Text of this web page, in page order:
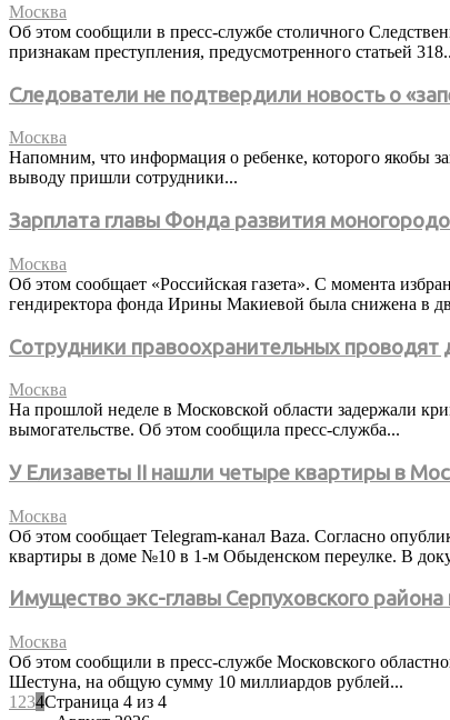
Москва
Об этом сообщили в пресс-службе столичного
признакам преступления, предусмотренного статьей
Следователи не подтвердили новость о
Москва
Напомним, что информация о ребенке, которого якобы
выводу пришли сотрудники...
Зарплата главы Фонда развития
Москва
Об этом сообщает «Российская газета». С момента
гендиректора фонда Ирины Макиевой была снижена в
Сотрудники правоохранительных проводят
Москва
На прошлой неделе в Московской области задержали
вымогательстве. Об этом сообщила пресс-служба...
У Елизаветы II нашли четыре квартиры в
Москва
Об этом сообщает Telegram-канал Baza. Согласно
квартиры в доме №10 в 1-м Обыденском переулке. В
Имущество экс-главы Серпуховского
Москва
Об этом сообщили в пресс-службе Московского
Шестуна, на общую сумму 10 миллиардов рублей...
1 234Страница 4 из 4